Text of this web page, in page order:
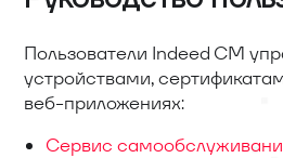
Пользователи Indeed CM
устройствами,
веб-приложениях:
Сервис